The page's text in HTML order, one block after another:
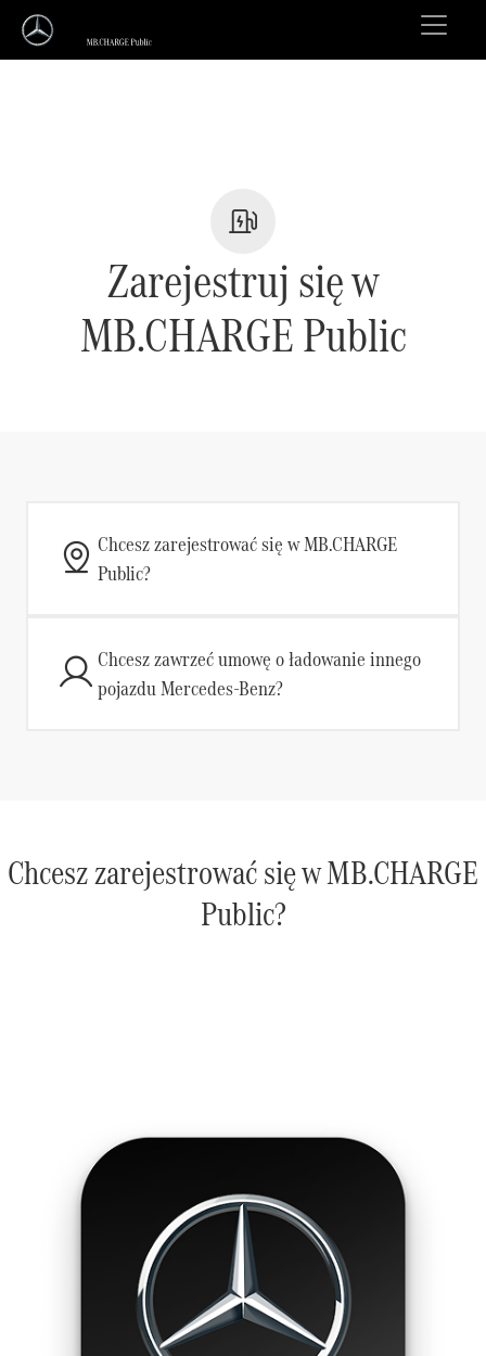
Zarejestruj się w
MB.CHARGE Public
Chcesz zarejestrować się w MB.CHARGE
Public?
Chcesz zawrzeć umowę o ładowanie innego
pojazdu Mercedes-Benz?
Chcesz zarejestrować się w MB.CHARGE
Public?